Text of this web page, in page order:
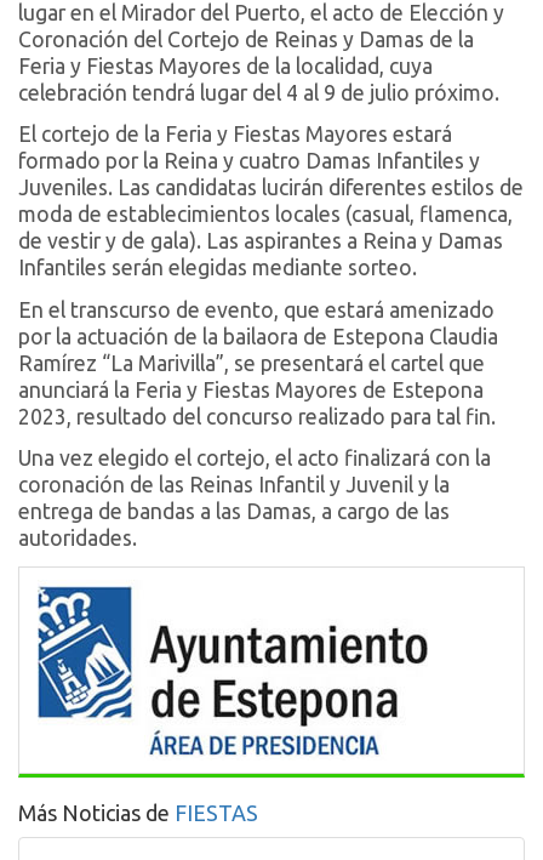
lugar en el Mirador del Puerto, el acto de Elección y
Coronación del Cortejo de Reinas y Damas de la
Feria y Fiestas Mayores de la localidad, cuya
celebración tendrá lugar del 4 al 9 de julio próximo.
El cortejo de la Feria y Fiestas Mayores estará
formado por la Reina y cuatro Damas Infantiles y
Juveniles. Las candidatas lucirán diferentes estilos de
moda de establecimientos locales (casual, flamenca,
de vestir y de gala). Las aspirantes a Reina y Damas
Infantiles serán elegidas mediante sorteo.
En el transcurso de evento, que estará amenizado
por la actuación de la bailaora de Estepona Claudia
Ramírez “La Marivilla”, se presentará el cartel que
anunciará la Feria y Fiestas Mayores de Estepona
2023, resultado del concurso realizado para tal fin.
Una vez elegido el cortejo, el acto finalizará con la
coronación de las Reinas Infantil y Juvenil y la
entrega de bandas a las Damas, a cargo de las
autoridades.
Más Noticias de FIESTAS